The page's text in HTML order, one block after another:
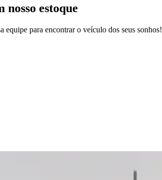
nosso estoque
equipe para encontrar o veículo dos seus sonhos!